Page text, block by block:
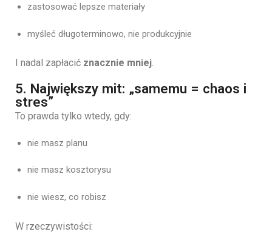
zastosować lepsze materiały
myśleć długoterminowo, nie produkcyjnie
I nadal zapłacić znacznie mniej.
5. Największy mit: „samemu = chaos i
stres”
To prawda tylko wtedy, gdy:
nie masz planu
nie masz kosztorysu
nie wiesz, co robisz
W rzeczywistości: